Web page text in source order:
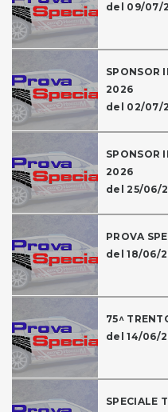
del 09/07/
SPONSOR
2026
del 02/07/
SPONSOR
2026
del 25/06/
PROVA
del 18/06/
75^
del 14/06/
SPECIALE